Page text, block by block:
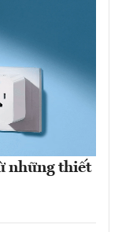
những thiết